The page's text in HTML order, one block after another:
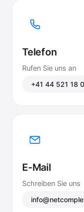
Telefon
Rufen Sie uns an
+41 44 521 18
E-Mail
Schreiben Sie uns